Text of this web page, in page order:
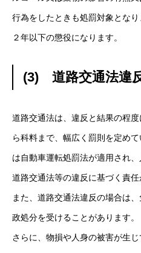
行為をしたときも処罰対象とな
２年以下の懲役になります。
(3) 道路交通法違
道路交通法は、違反と結果の程
ら科料まで、幅広く罰則を定め
は自動車運転処罰法が適用され
道路交通法等の違反に基づく責任
また、道路交通法違反の場合は
政処分を受けることがあります。
さらに、物損や人身の被害が生